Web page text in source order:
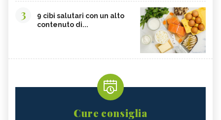
3
9 cibi salutari con un alto
contenuto di...
Cure consiglia